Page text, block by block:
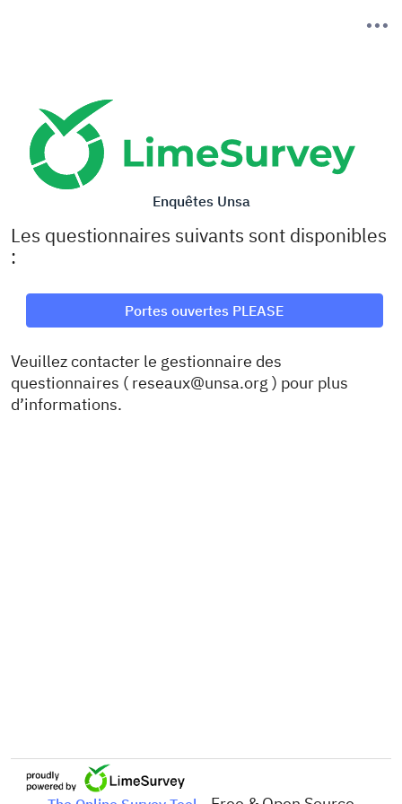
Enquêtes Unsa
Les questionnaires suivants sont disponibles
:
Portes ouvertes PLEASE
Veuillez contacter le gestionnaire des
questionnaires ( reseaux@unsa.org ) pour plus
d’informations.